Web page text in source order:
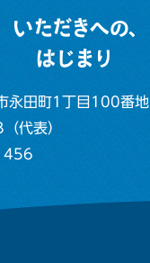
永田町1丁目100番地
（代表）